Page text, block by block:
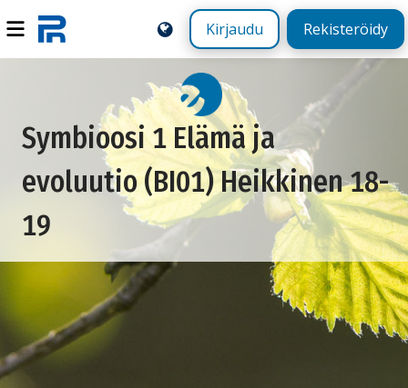
Kirjaudu Rekisteröidy
Symbioosi 1 Elämä ja
evoluutio (BI01) Heikkinen 18-
19